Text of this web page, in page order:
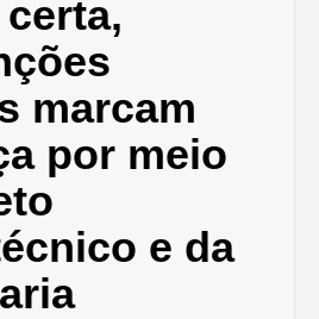
marcam
por meio
e da